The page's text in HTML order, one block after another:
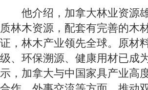
他介绍，加拿大林业资源雄
质林木资源，配套有完善的木
证，林木产业领先全球。原材
级、环保溯源、健康用材已成
示，加拿大与中国家具产业高